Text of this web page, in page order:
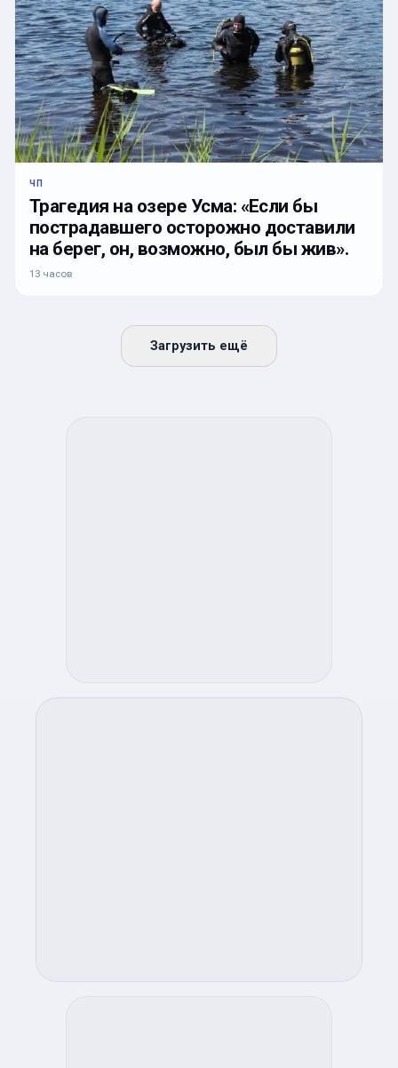
ЧП
Трагедия на озере Усма: «Если бы
пострадавшего осторожно доставили
на берег, он, возможно, был бы жив».
13 часов
Загрузить ещё